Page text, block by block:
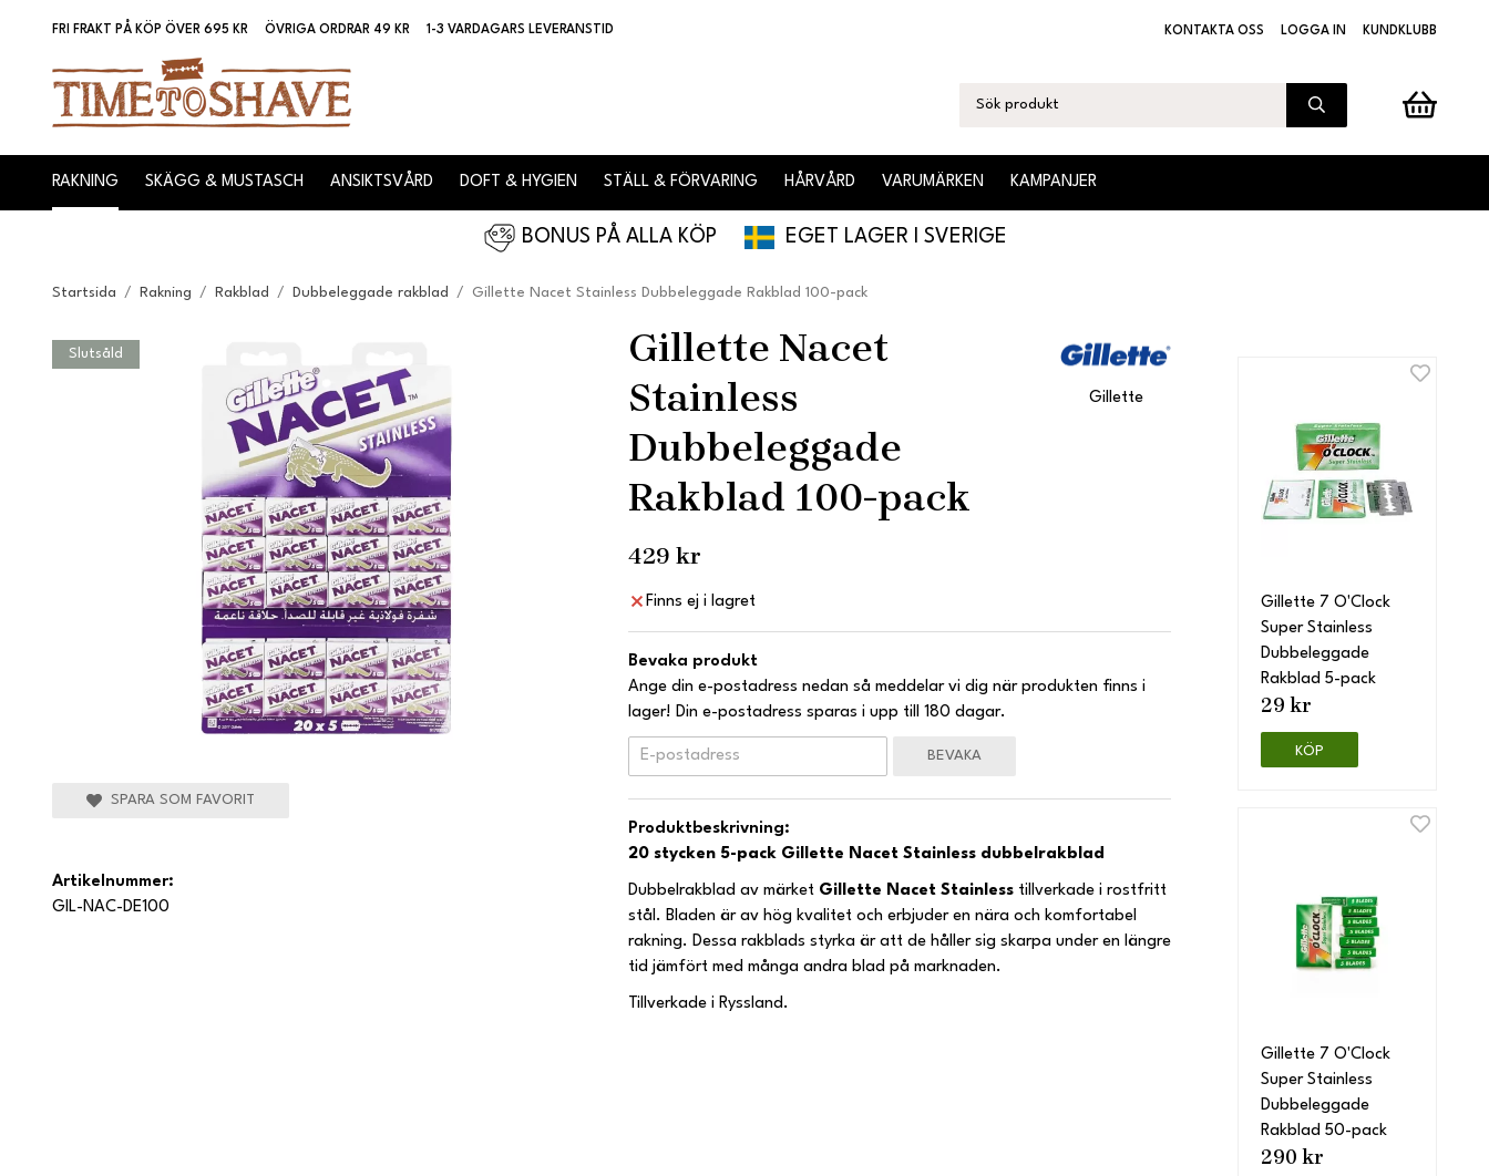
FRI FRAKT PÅ KÖP ÖVER 695 KR ÖVRIGA ORDRAR 49 KR 1-3 VARDAGARS LEVERANSTID KONTAKTA OSS LOGGA IN KUNDKLUBB
RAKNING SKÄGG & MUSTASCH ANSIKTSVÅRD DOFT & HYGIEN STÄLL & FÖRVARING HÅRVÅRD VARUMÄRKEN KAMPANJER
BONUS PÅ ALLA KÖP EGET LAGER I SVERIGE
Startsida / Rakning / Rakblad / Dubbeleggade rakblad / Gillette Nacet Stainless Dubbeleggade Rakblad 100-pack
Slutsåld
Gillette Nacet
Stainless
Dubbeleggade
Rakblad 100-pack
Gillette
429 kr
Finns ej i lagret
Bevaka produkt
Ange din e-postadress nedan så meddelar vi dig när produkten finns i
lager! Din e-postadress sparas i upp till 180 dagar.
BEVAKA
Produktbeskrivning:
20 stycken 5-pack Gillette Nacet Stainless dubbelrakblad
Dubbelrakblad av märket Gillette Nacet Stainless tillverkade i rostfritt
stål. Bladen är av hög kvalitet och erbjuder en nära och komfortabel
rakning. Dessa rakblads styrka är att de håller sig skarpa under en längre
tid jämfört med många andra blad på marknaden.
Tillverkade i Ryssland.
Gillette 7 O'Clock
Super Stainless
Dubbeleggade
Rakblad 5-pack
29 kr
KÖP
Gillette 7 O'Clock
Super Stainless
Dubbeleggade
Rakblad 50-pack
290 kr
SPARA SOM FAVORIT
Artikelnummer:
GIL-NAC-DE100